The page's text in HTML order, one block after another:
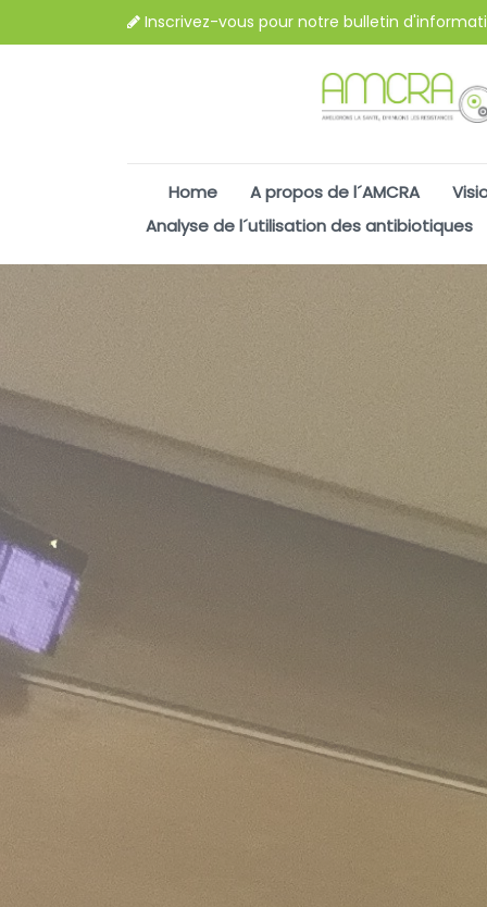
Inscrivez-vous pour notre bulletin
Home A propos de l´AMCRA
Analyse de l´utilisation des antibiotiques